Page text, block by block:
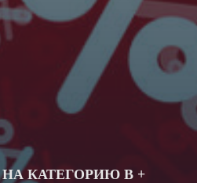
НА КАТЕГОРИЮ B +